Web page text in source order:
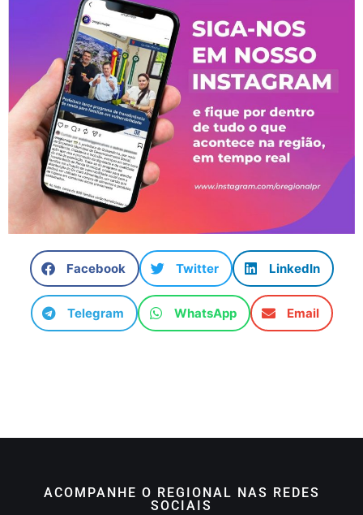
Facebook Twitter LinkedIn
Telegram WhatsApp Email
ACOMPANHE O REGIONAL NAS REDES
SOCIAIS